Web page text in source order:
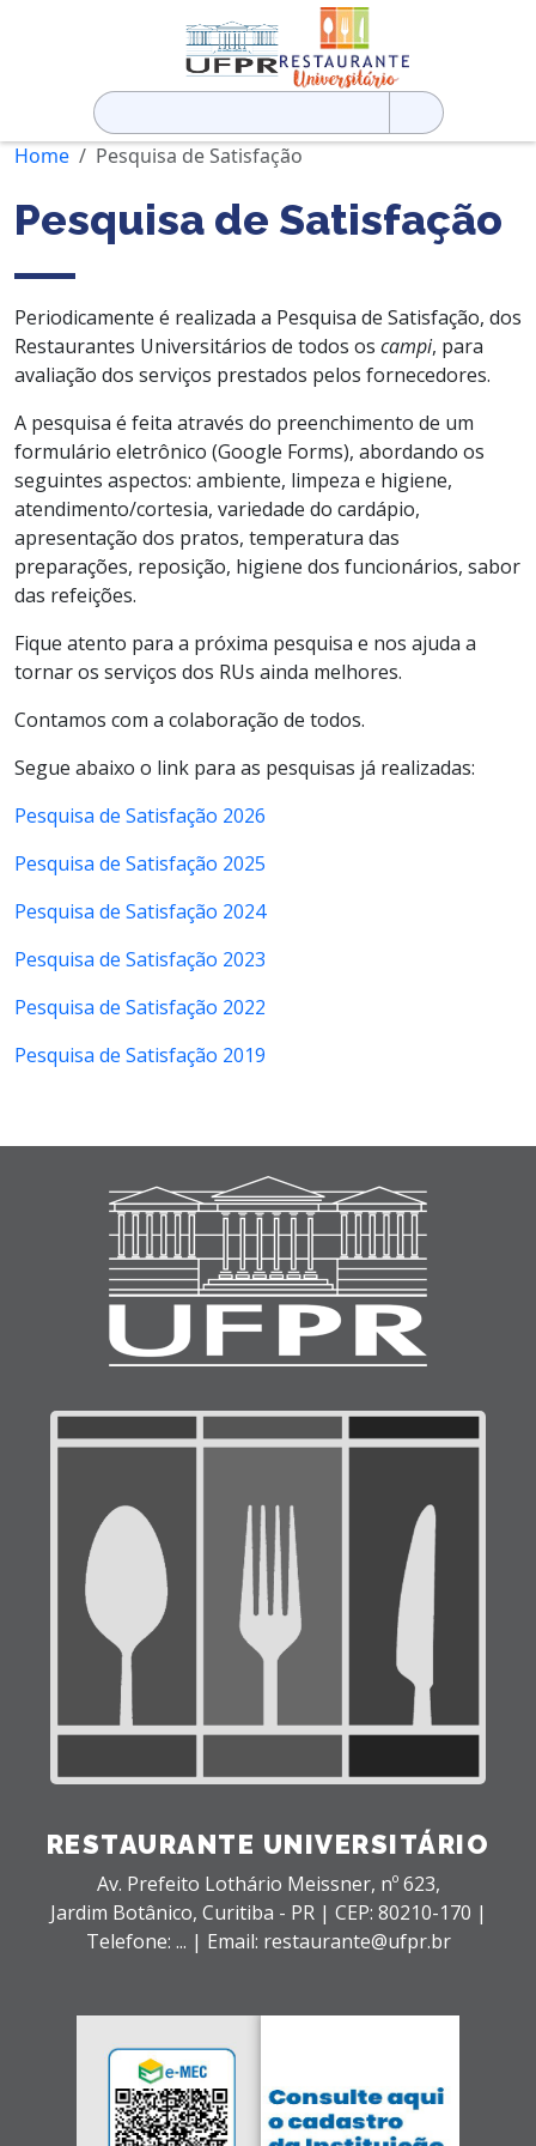
Pesquisar
por:
Home
Pesquisa de Satisfação
Pesquisa de Satisfação
Periodicamente é realizada a Pesquisa de Satisfação, dos
Restaurantes Universitários de todos os campi, para
avaliação dos serviços prestados pelos fornecedores.
A pesquisa é feita através do preenchimento de um
formulário eletrônico (Google Forms), abordando os
seguintes aspectos: ambiente, limpeza e higiene,
atendimento/cortesia, variedade do cardápio,
apresentação dos pratos, temperatura das
preparações, reposição, higiene dos funcionários, sabor
das refeições.
Fique atento para a próxima pesquisa e nos ajuda a
tornar os serviços dos RUs ainda melhores.
Contamos com a colaboração de todos.
Segue abaixo o link para as pesquisas já realizadas:
Pesquisa de Satisfação 2026
Pesquisa de Satisfação 2025
Pesquisa de Satisfação 2024
Pesquisa de Satisfação 2023
Pesquisa de Satisfação 2022
Pesquisa de Satisfação 2019
RESTAURANTE UNIVERSITÁRIO
Av. Prefeito Lothário Meissner, nº 623,
Jardim Botânico, Curitiba - PR | CEP: 80210-170 |
Telefone: ... | Email: restaurante@ufpr.br